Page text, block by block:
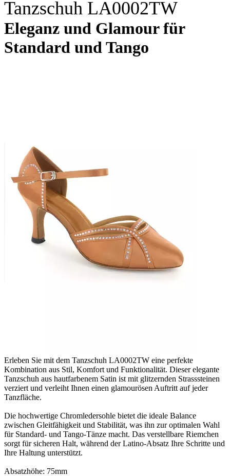
Tanzschuh LA0002TW
Eleganz und Glamour für
Standard und Tango
Erleben Sie mit dem Tanzschuh LA0002TW eine perfekte
Kombination aus Stil, Komfort und Funktionalität. Dieser elegante
Tanzschuh aus hautfarbenem Satin ist mit glitzernden Strasssteinen
verziert und verleiht Ihnen einen glamourösen Auftritt auf jeder
Tanzfläche.
Die hochwertige Chromledersohle bietet die ideale Balance
zwischen Gleitfähigkeit und Stabilität, was ihn zur optimalen Wahl
für Standard- und Tango-Tänze macht. Das verstellbare Riemchen
sorgt für sicheren Halt, während der Latino-Absatz Ihre Schritte und
Ihre Haltung unterstützt.
Absatzhöhe: 75mm